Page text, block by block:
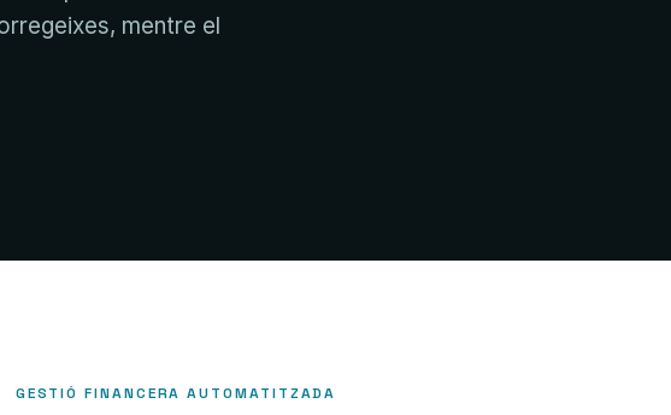
mentre el
GESTIÓ FINANCERA AUTOMATITZADA